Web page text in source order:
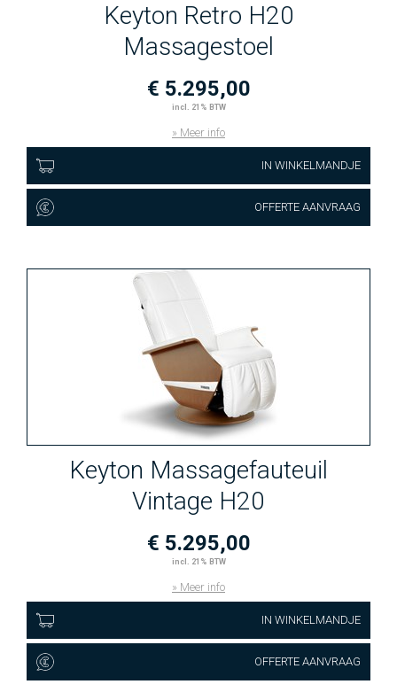
Keyton Retro H20
Massagestoel
€ 5.295,00
incl. 21% BTW
» Meer info
IN WINKELMANDJE
OFFERTE AANVRAAG
Keyton Massagefauteuil
Vintage H20
€ 5.295,00
incl. 21% BTW
» Meer info
IN WINKELMANDJE
OFFERTE AANVRAAG